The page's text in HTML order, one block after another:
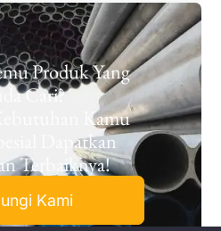
Produk Yang
Cari?
Kamu
Dapatkan
Terbaiknya!
Kami